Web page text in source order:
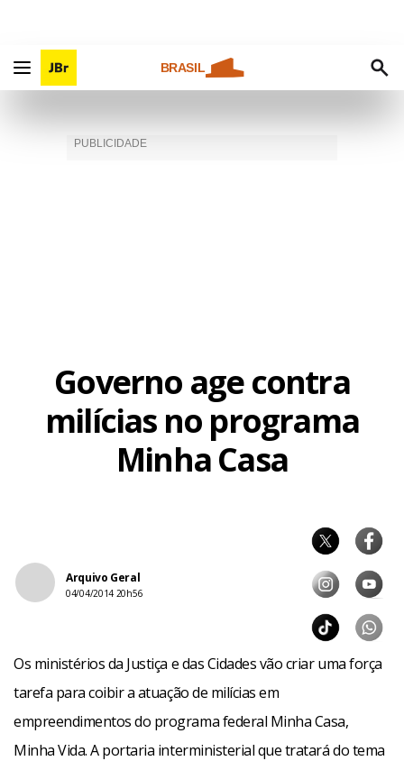
BRASIL
Governo age contra
milícias no programa
Minha Casa
Arquivo Geral
04/04/2014 20h56
Os ministérios da Justiça e das Cidades vão criar uma força
tarefa para coibir a atuação de milícias em
empreendimentos do programa federal Minha Casa,
Minha Vida. A portaria interministerial que tratará do tema